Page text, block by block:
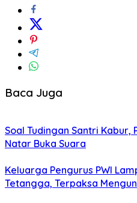
Baca Juga
Soal Tudingan Santri Kabur,
Natar Buka Suara
Keluarga Pengurus PWI
Tetangga, Terpaksa